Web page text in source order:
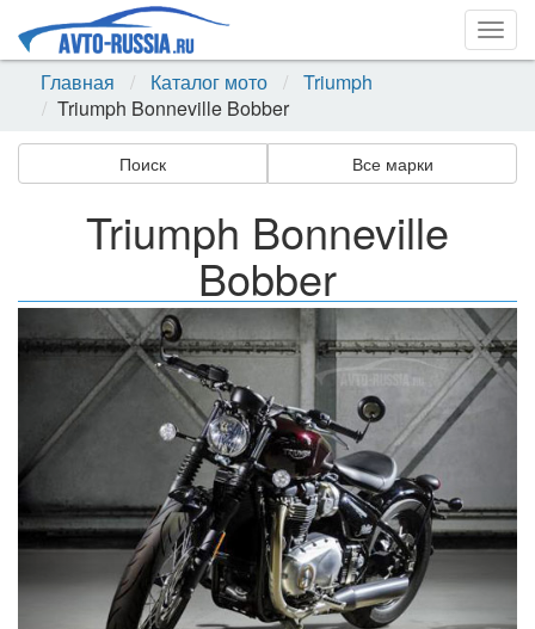
Главная
Каталог мото
Triumph
Triumph Bonneville Bobber
Поиск Все марки
Triumph Bonneville
Bobber
Назад